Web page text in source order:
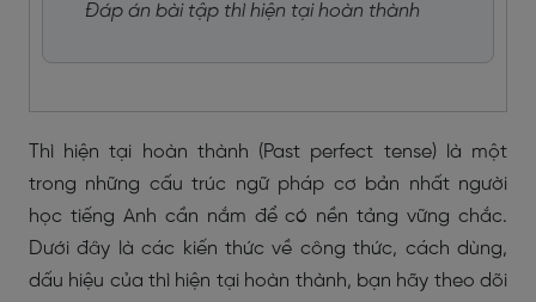
Đáp án bài tập thì hiện tại hoàn thành
Thì hiện tại hoàn thành (Past perfect tense)
là một
trong những cấu trúc ngữ pháp cơ bản nhất người
học tiếng Anh cần nắm để có nền tảng vững chắc.
Dưới đây là các kiến thức về công thức, cách dùng,
dấu hiệu của thì hiện tại hoàn thành, bạn hãy theo dõi